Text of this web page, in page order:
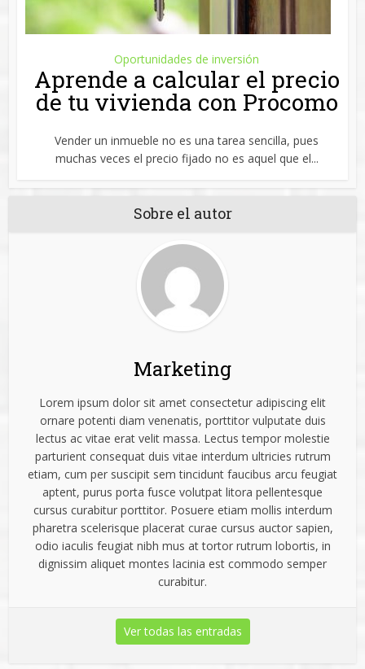
Oportunidades de inversión
Aprende a calcular el precio
de tu vivienda con Procomo
Vender un inmueble no es una tarea sencilla, pues
muchas veces el precio fijado no es aquel que el...
Sobre el autor
Marketing
Lorem ipsum dolor sit amet consectetur adipiscing elit
ornare potenti diam venenatis, porttitor vulputate duis
lectus ac vitae erat velit massa. Lectus tempor molestie
parturient consequat duis vitae interdum ultricies rutrum
etiam, cum per suscipit sem tincidunt faucibus arcu feugiat
aptent, purus porta fusce volutpat litora pellentesque
cursus curabitur porttitor. Posuere etiam mollis interdum
pharetra scelerisque placerat curae cursus auctor sapien,
odio iaculis feugiat nibh mus at tortor rutrum lobortis, in
dignissim aliquet montes lacinia est commodo semper
curabitur.
Ver todas las entradas